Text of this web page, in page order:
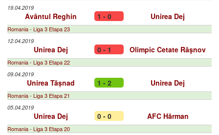
19.04.2019
Avântul Reghin 1 - 0 Unirea Dej
Romania - Liga 3 Etapa 23
12.04.2019
Unirea Dej 0 - 1 Olimpic Cetate Râşnov
Romania - Liga 3 Etapa 22
09.04.2019
Unirea Tășnad 1 - 2 Unirea Dej
Romania - Liga 3 Etapa 21
05.04.2019
Unirea Dej 0 - 0 AFC Hărman
Romania - Liga 3 Etapa 20